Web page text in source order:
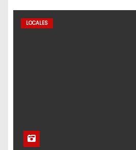
LOCALES